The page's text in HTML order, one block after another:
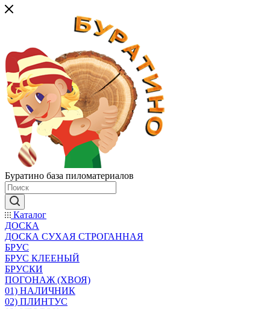
Буратино база пиломатериалов
Каталог
ДОСКА
ДОСКА СУХАЯ СТРОГАННАЯ
БРУС
БРУС КЛЕЕНЫЙ
БРУСКИ
ПОГОНАЖ (ХВОЯ)
01) НАЛИЧНИК
02) ПЛИНТУС